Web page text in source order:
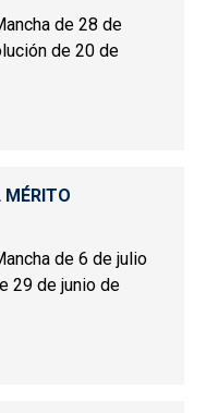
de 28 de
de 20 de
AL MÉRITO
MÉRITO
de 6 de julio
29 de junio de
AL MÉRITO